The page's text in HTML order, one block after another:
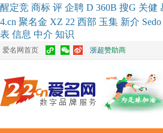
醒定竞 商标 评 企聘 D 360B 搜G 关健
4.cn 聚名金 XZ 22 西部 玉集 新介 Sedo
表 信息 中介 知识